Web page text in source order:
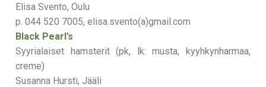
Elisa Svento, Oulu
p. 044 520 7005, elisa.svento(a)gmail.com
Black Pearl’s
Syyrialaiset hamsterit (pk, lk: musta, kyyhkynharmaa,
creme)
Susanna Hursti, Jääli